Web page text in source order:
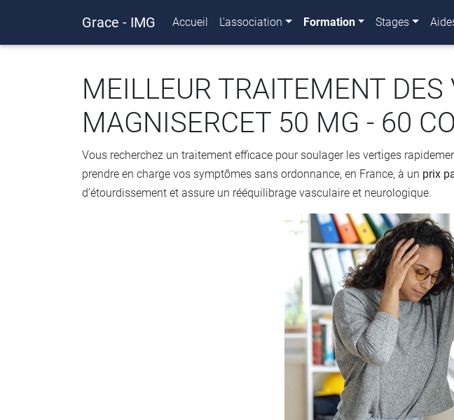
Grace - IMG Accueil L'association Formation Stages
MEILLEUR TRAITEMENT DES
MAGNISERCET 50 MG - 60
Vous recherchez un traitement efficace pour soulager les vertiges
prendre en charge vos symptômes sans ordonnance, en France, à un prix
d’étourdissement et assure un rééquilibrage vasculaire et neurologique.